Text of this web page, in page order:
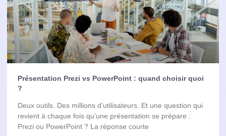
Présentation Prezi vs PowerPoint : quand choisir quoi
?
Deux outils. Des millions d’utilisateurs. Et une question qui
revient à chaque fois qu’une présentation se prépare :
Prezi ou PowerPoint ? La réponse courte